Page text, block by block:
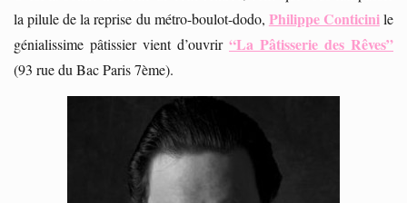
la pilule de la reprise du métro-boulot-dodo, Philippe Conticinile
génialissime pâtissier vient d’ouvrir “La Pâtisserie des Rêves”
(93 rue du Bac Paris 7ème).